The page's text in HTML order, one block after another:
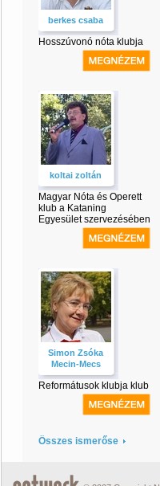
berkes csaba
Hosszúvonó nóta klubja
koltai zoltán
Magyar Nóta és Operett
klub a Kataning
Egyesület szervezésében
Simon Zsóka
Mecin-Mecs
Reformátusok klubja klub
Összes ismerőse